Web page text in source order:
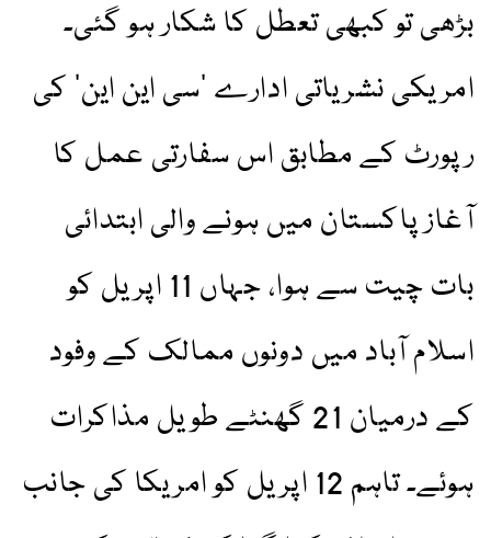
بڑھی تو کبھی تعطل کا شکار ہو گئی۔
امریکی نشریاتی ادارے ’سی این این‘ کی
رپورٹ کے مطابق اس سفارتی عمل کا
آغاز پاکستان میں ہونے والی ابتدائی
بات چیت سے ہوا، جہاں 11 اپریل کو
اسلام آباد میں دونوں ممالک کے وفود
کے درمیان 21 گھنٹے طویل مذاکرات
ہوئے۔ تاہم 12 اپریل کو امریکا کی جانب